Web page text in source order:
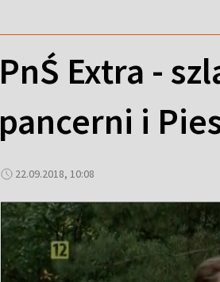
PnŚ Extra -
pancerni i
22.09.2018, 10:08